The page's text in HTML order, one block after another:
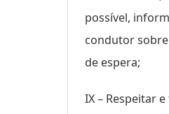
possível,
condutor
de espera;
IX – Respeitar